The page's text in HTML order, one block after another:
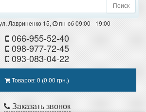
Поиск
Лавриненко 15, пн-cб 09:00 - 19:00
066-955-52-40
098-977-72-45
093-083-04-22
Товаров: 0 (0.00 грн.)
Заказать звонок